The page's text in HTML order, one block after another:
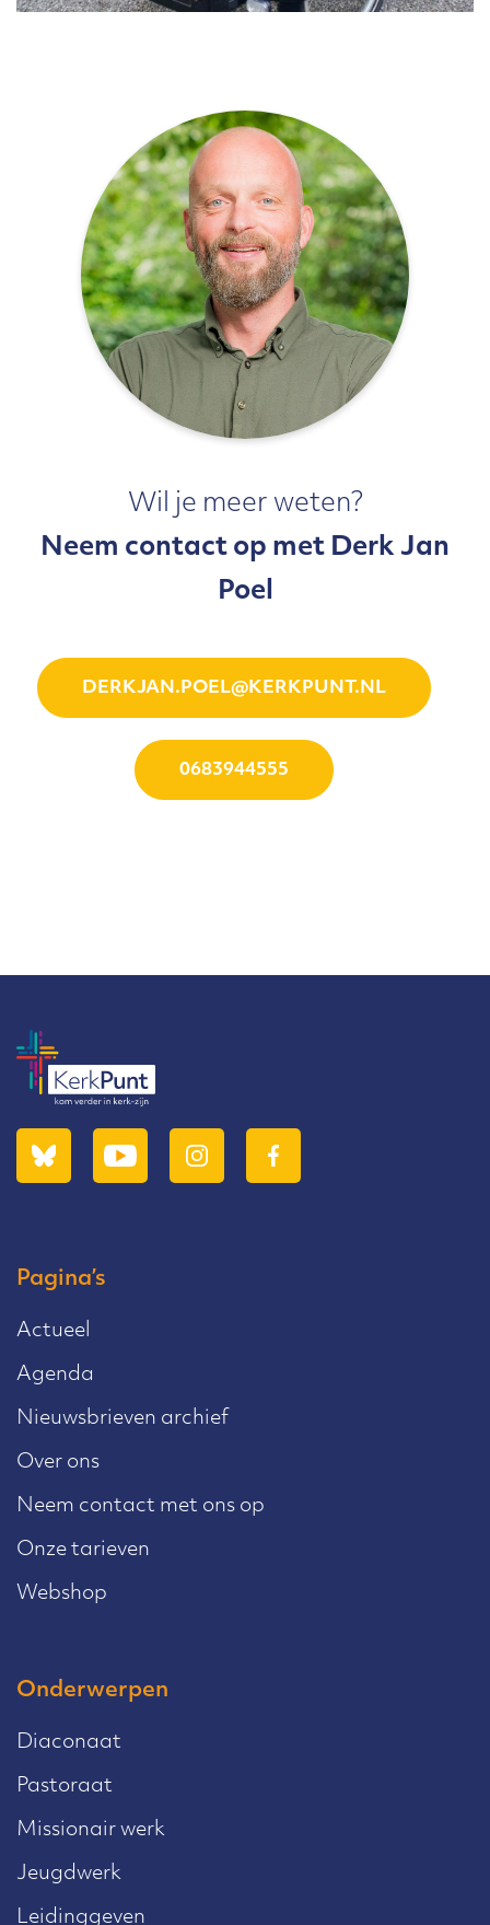
Wil je meer weten?
Neem contact op met Derk Jan
Poel
DERKJAN.POEL@KERKPUNT.NL
0683944555
Pagina’s
Actueel
Agenda
Nieuwsbrieven archief
Over ons
Neem contact met ons op
Onze tarieven
Webshop
Onderwerpen
Diaconaat
Pastoraat
Missionair werk
Jeugdwerk
Leidinggeven